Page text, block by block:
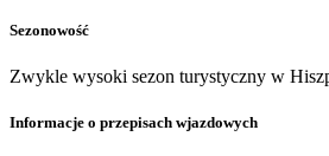
Sezonowość
Zwykle wysoki sezon turystyczny w
Informacje o przepisach wjazdowych